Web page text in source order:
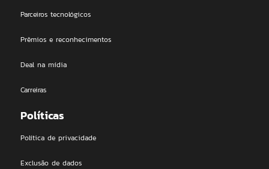
Parceiros tecnológicos
Prêmios e reconhecimentos
Deal na mídia
Carreiras
Políticas
Política de privacidade
Exclusão de dados